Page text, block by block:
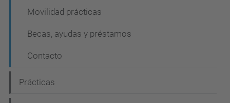
Movilidad prácticas
Becas, ayudas y préstamos
Contacto
Prácticas